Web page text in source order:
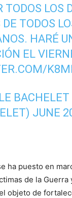
TODOS LOS
TODOS
HARÉ
EL
BACHELET
JUNE
ha puesto en
de la Guerra
objeto de